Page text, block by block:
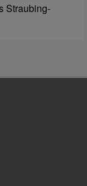
Straubing-